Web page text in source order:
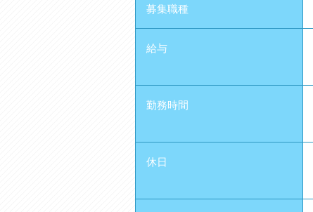
募集職種
給与
勤務時間
休日